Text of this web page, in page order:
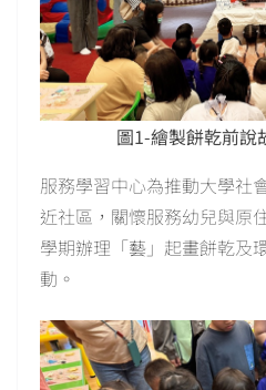
圖1-繪製餅乾前說
服務學習中心為推動大學社
近社區，關懷服務幼兒與原
學期辦理「藝」起畫餅乾及
動。